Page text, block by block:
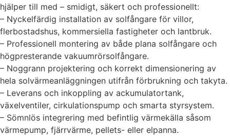
hjälper till med – smidigt, säkert och professionellt:
– Nyckelfärdig installation av solfångare för villor,
flerbostadshus, kommersiella fastigheter och lantbruk.
– Professionell montering av både plana solfångare och
högpresterande vakuumrörsolfångare.
– Noggrann projektering och korrekt dimensionering av
hela solvärmeanläggningen utifrån förbrukning och takyta.
– Leverans och inkoppling av ackumulatortank,
växelventiler, cirkulationspump och smarta styrsystem.
– Sömnlös integrering med befintlig värmekälla såsom
värmepump, fjärrvärme, pellets- eller elpanna.